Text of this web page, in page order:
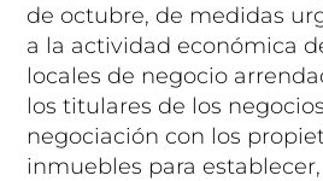
de octubre, de medidas
a la actividad económica
locales de negocio
los titulares de los
negociación con los
inmuebles para